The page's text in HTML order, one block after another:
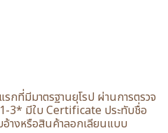
กที่มีมาตรฐานยุโรป ผ่านการตรวจ
3* มีใบ Certificate ประทับชื่อ
อ้างหรือสินค้าลอกเลียนแบบ